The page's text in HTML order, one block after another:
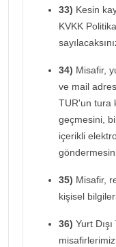
33) Kesin
KVKK
34) Misafir,
ve mail
TUR'un tura
geçmesini,
içerikli
35) Misafir,
kişisel
36) Yurt